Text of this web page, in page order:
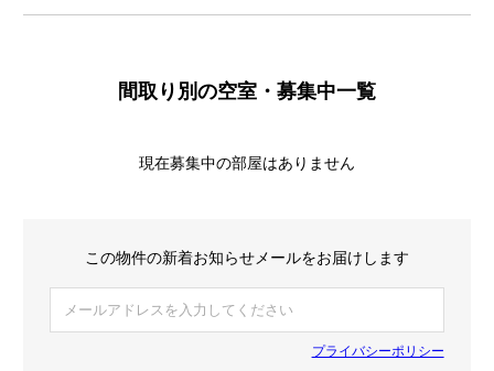
間取り別の空室・募集中一覧
現在募集中の部屋はありません
この物件の新着お知らせメールをお届けします
プライバシーポリシー